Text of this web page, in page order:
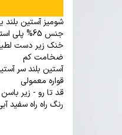
شومیز آستین بلند
جنس 65% پلی استر - 35% پنبه
خنک زیر دست
ضخامت کم
آستین بلند سر
قواره معمولی
قد تا رو - زیر باسن
رنگ راه راه سفید